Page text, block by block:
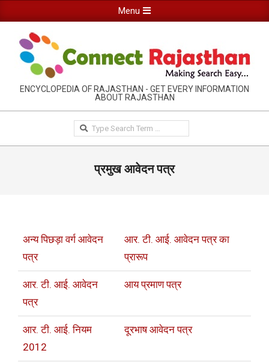
to
content
Navigation
Menu
Menu
RAJASTHAN
INFORMATION
GUIDE-
CONNECTRAJASTHAN
ENCYCLOPEDIA OF RAJASTHAN - GET EVERY INFORMATION
ABOUT RAJASTHAN
Search
प्रमुख आवेदन पत्र
अन्य पिछड़ा वर्ग आवेदन
पत्र
आर. टी. आई. आवेदन पत्र का
प्रारूप
आर. टी. आई. आवेदन
पत्र
आय प्रमाण पत्र
आर. टी. आई. नियम
2012
दूरभाष आवेदन पत्र